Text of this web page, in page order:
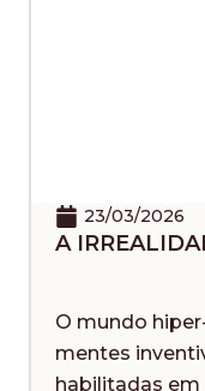
23/03/2026
A
O mundo
mentes
habilitadas